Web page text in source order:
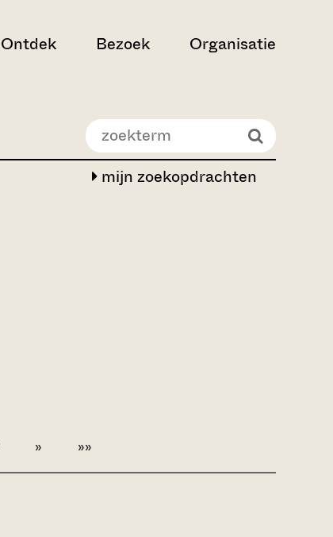
Ontdek Bezoek Organisatie
mijn zoekopdrachten
» »»